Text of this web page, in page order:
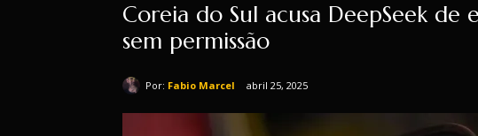
Coreia do Sul acusa DeepSeek de
sem permissão
Por: Fabio Marcel abril 25, 2025